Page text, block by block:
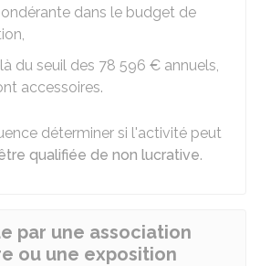
dans le budget de
du seuil des 78 596 € annuels,
accessoires.
déterminer si l'activité peut
qualifiée de non lucrative.
par une association
ou une exposition